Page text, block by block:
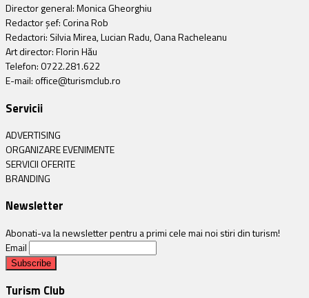
Director general: Monica Gheorghiu
Redactor șef: Corina Rob
Redactori: Silvia Mirea, Lucian Radu, Oana Racheleanu
Art director: Florin Hău
Telefon: 0722.281.622
E-mail: office@turismclub.ro
Servicii
ADVERTISING
ORGANIZARE EVENIMENTE
SERVICII OFERITE
BRANDING
Newsletter
Abonati-va la newsletter pentru a primi cele mai noi stiri din turism!
Email
Turism Club